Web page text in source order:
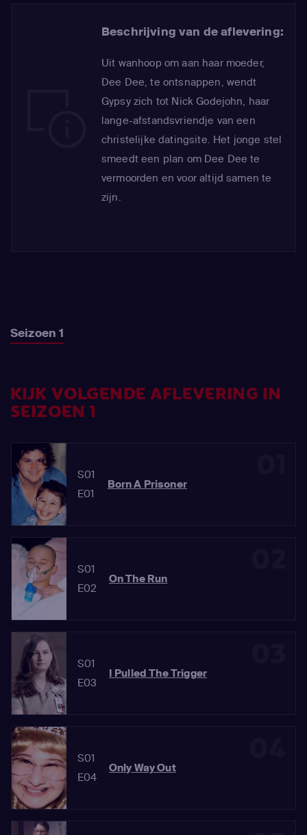
Beschrijving van de aflevering:
Uit wanhoop om aan haar moeder,
Dee Dee, te ontsnappen, wendt
Gypsy zich tot Nick Godejohn, haar
lange-afstandsvriendje van een
christelijke datingsite. Het jonge stel
smeedt een plan om Dee Dee te
vermoorden en voor altijd samen te
zijn.
Seizoen 1
KIJK VOLGENDE AFLEVERING IN
SEIZOEN 1
S01
E01
Born A Prisoner
S01
E02
On The Run
S01
E03
I Pulled The Trigger
S01
E04
Only Way Out